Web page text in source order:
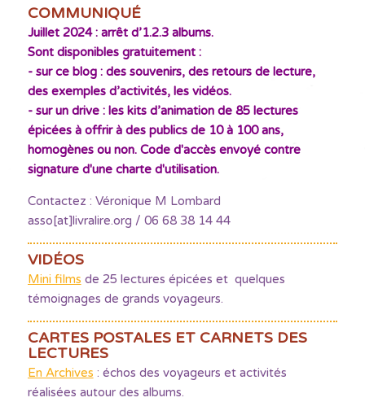
COMMUNIQUÉ
Juillet 2024 : arrêt d’1.2.3 albums.
Sont disponibles gratuitement :
- sur ce blog : des souvenirs, des retours de lecture,
des exemples d’activités, les vidéos.
- sur un drive : les kits d’animation de 85 lectures
épicées à offrir à des publics de 10 à 100 ans,
homogènes ou non. Code d'accès envoyé contre
signature d'une charte d'utilisation.
Contactez : Véronique M Lombard
asso[at]livralire.org / 06 68 38 14 44
VIDÉOS
Mini films de 25 lectures épicées et quelques
témoignages de grands voyageurs.
CARTES POSTALES ET CARNETS DES
LECTURES
En Archives : échos des voyageurs et activités
réalisées autour des albums.